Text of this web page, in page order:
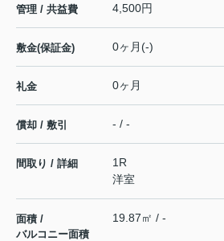
管理 / 共益費 4,500円
敷金(保証金) 0ヶ月(-)
礼金 0ヶ月
償却 / 敷引 - / -
間取り / 詳細
1R
洋室
面積 /
バルコニー面積
19.87㎡ / -